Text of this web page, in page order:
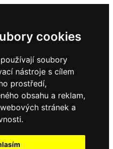
cookies
soubory
nástroje s cílem
prostředí,
obsahu a reklam,
stránek a